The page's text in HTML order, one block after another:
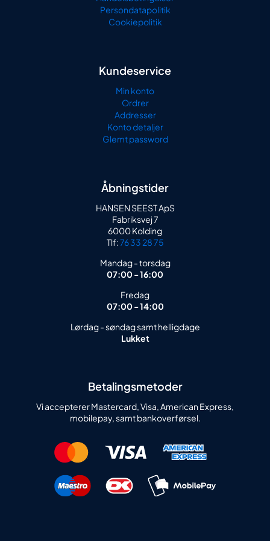
Persondatapolitik
Cookiepolitik
Kundeservice
Min konto
Ordrer
Addresser
Konto detaljer
Glemt password
Åbningstider
HANSEN SEEST ApS
Fabriksvej 7
6000 Kolding
Tlf:76 33 28 75
Mandag - torsdag
07:00 - 16:00
Fredag
07:00 - 14:00
Lørdag - søndag samt helligdage
Lukket
Betalingsmetoder
Vi accepterer Mastercard, Visa, American Express,
mobilepay, samt bankoverførsel.